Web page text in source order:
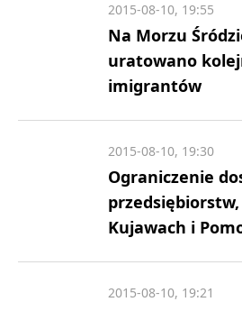
Na Morzu
uratowano
imigrantów
2015-08-10, 19:55
Ograniczenie
Kujawach i
2015-08-10, 19:30
2015-08-10, 19:21